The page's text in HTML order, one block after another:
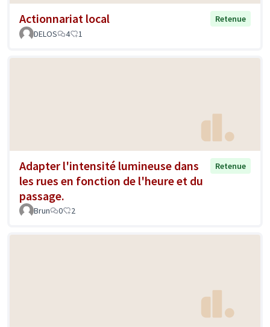
Actionnariat local
Retenue
DELOS
4 1
Adapter l'intensité lumineuse dans
les rues en fonction de l'heure et du
passage.
Retenue
Brun 0 2